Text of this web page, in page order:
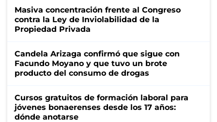
Masiva concentración frente al Congreso
contra la Ley de Inviolabilidad de la
Propiedad Privada
Candela Arizaga confirmó que sigue con
Facundo Moyano y que tuvo un brote
producto del consumo de drogas
Cursos gratuitos de formación laboral para
jóvenes bonaerenses desde los 17 años:
dónde anotarse